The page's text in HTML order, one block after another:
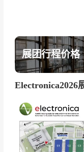
趋势，促进行业
它还是一个引
的场所。展会期
动，包括技术
方案展示。参展
和行业趋势，
联网和人工智能
德国慕尼黑电
展团行程价格
Electronica2026